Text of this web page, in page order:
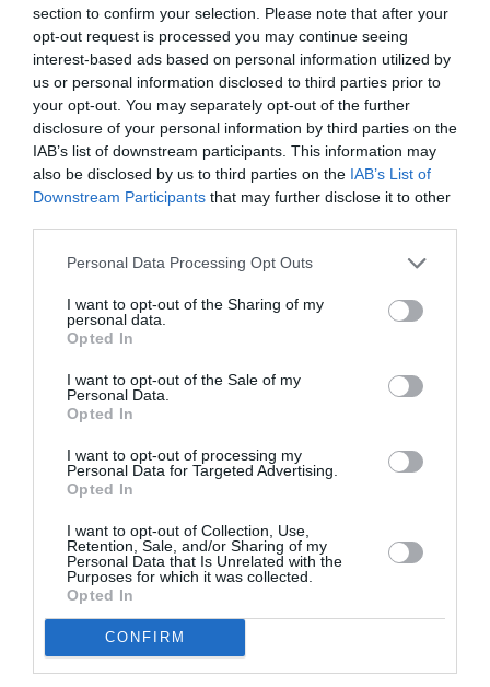
section to confirm your selection. Please note that after your
opt-out request is processed you may continue seeing
interest-based ads based on personal information utilized by
us or personal information disclosed to third parties prior to
your opt-out. You may separately opt-out of the further
disclosure of your personal information by third parties on the
IAB’s list of downstream participants. This information may
also be disclosed by us to third parties on the IAB’s List of
Downstream Participants that may further disclose it to other
Personal Data Processing Opt Outs
I want to opt-out of the Sharing of my
personal data.
Opted In
I want to opt-out of the Sale of my
Personal Data.
Opted In
I want to opt-out of processing my
Personal Data for Targeted Advertising.
Opted In
I want to opt-out of Collection, Use,
Retention, Sale, and/or Sharing of my
Personal Data that Is Unrelated with the
Purposes for which it was collected.
Opted In
CONFIRM
ADVERTISEMENT - CONTINUE READING BELOW
Νέα παράσταση του Σωτήρη Τσαφούλια στο Ίδρυμα